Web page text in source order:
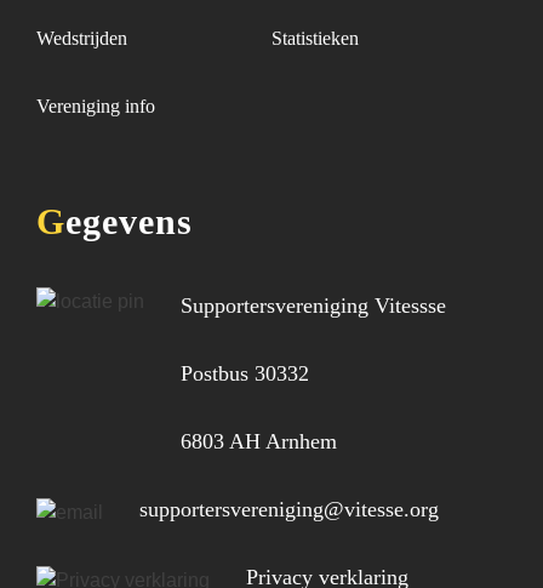
Wedstrijden
Vereniging info
Statistieken
Gegevens
Supportersvereniging Vitessse
Postbus 30332
6803 AH Arnhem
supportersvereniging@vitesse.org
Privacy verklaring